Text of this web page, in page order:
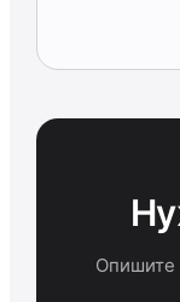
Опишите